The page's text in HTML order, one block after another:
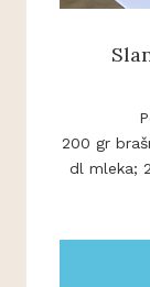
200 gr
dl mleka;